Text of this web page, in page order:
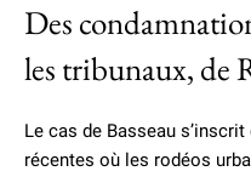
Des
les tribunaux, de
Le cas de Basseau
récentes où les rodéos